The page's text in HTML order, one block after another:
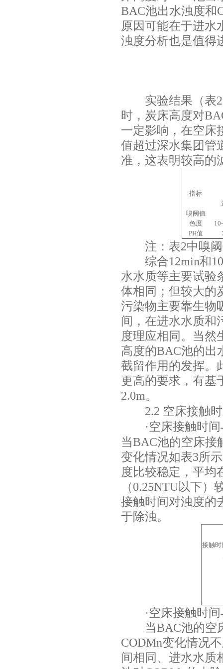
BAC池出水浊度和
原因可能在于进水
浊度分析也是值得
实验结果（表2
时，炭床高度对
一定影响，在空床
值超过深水集团管
准，这表明较高的
指标
嗅阈值
色度
PH值
注：表2中嗅
综合12min和
水水质等主要试验
体相同；但较大的
污染物主要靠生物
间，在进水水质和
度理应相同。当然
高度的BAC池的出
截留作用的发挥。
更高的要求，有基
2.0m。
2.2 空床接触
·空床接触时间
当BAC池的空床接
变化情况如表3所
度比较稳定，平均
（0.25NTU以下）
接触时间对浊度的
于除浊。
接触时
·空床接触时间
当BAC池的空
CODMn变化情况
间相同、进水水质